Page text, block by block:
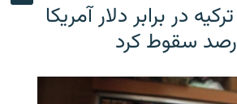
در برابر دلار آمریکا